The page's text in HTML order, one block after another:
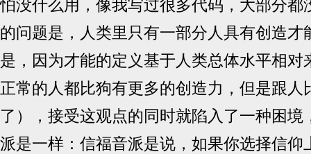
怕没什么用，像我写过很多代码，大部分都
的问题是，人类里只有一部分人具有创造才
是，因为才能的定义基于人类总体水平相对
正常的人都比狗有更多的创造力，但是跟人
了），接受这观点的同时就陷入了一种困境
派是一样：信福音派是说，如果你选择信仰